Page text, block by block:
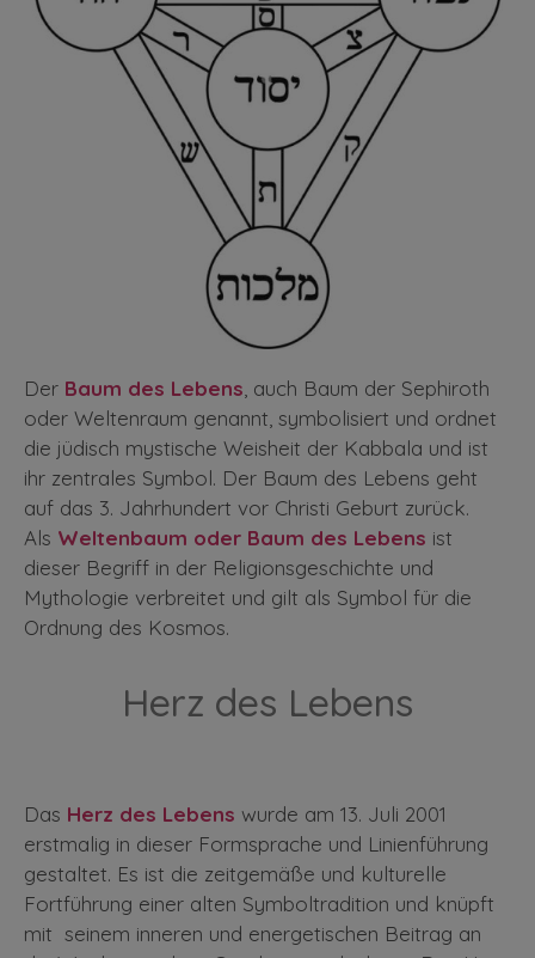
Der Baum des Lebens , auch Baum der Sephiroth
oder Weltenraum genannt, symbolisiert und ordnet
die jüdisch mystische Weisheit der Kabbala und ist
ihr zentrales Symbol. Der Baum des Lebens geht
auf das 3. Jahrhundert vor Christi Geburt zurück.
Als Weltenbaum oder Baum des Lebens ist
dieser Begriff in der Religionsgeschichte und
Mythologie verbreitet und gilt als Symbol für die
Ordnung des Kosmos.
Herz des Lebens
Das Herz des Lebens wurde am 13. Juli 2001
erstmalig in dieser Formsprache und Linienführung
gestaltet. Es ist die zeitgemäße und kulturelle
Fortführung einer alten Symboltradition und knüpft
mit seinem inneren und energetischen Beitrag an